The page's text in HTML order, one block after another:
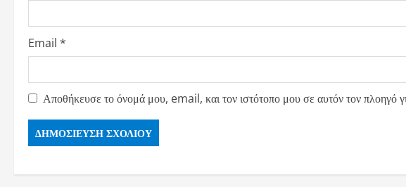
Email *
Αποθήκευσε το όνομά μου, email, και τον ιστότοπο μου σε αυτόν τον πλοηγό